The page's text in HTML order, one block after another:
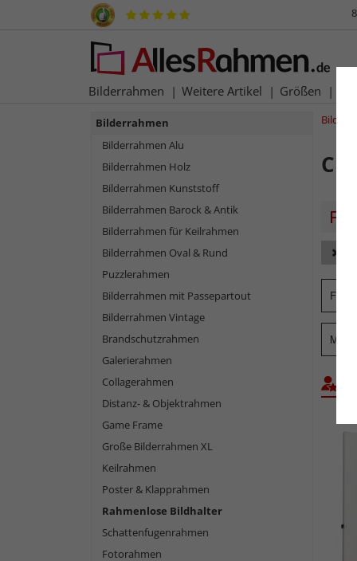
Bilderrahmen Weitere Artikel Größen
Format
Bilderrahmen
Bilderrahmen Alu
Bilderrahmen Holz
Bilderrahmen Kunststoff
Bilderrahmen Barock & Antik
Bilderrahmen für Keilrahmen
Bilderrahmen Oval & Rund
Puzzlerahmen
Bilderrahmen mit Passepartout
Bilderrahmen Vintage
Brandschutzrahmen
Galerierahmen
Collagerahmen
Distanz- & Objektrahmen
Game Frame
Große Bilderrahmen XL
Keilrahmen
Poster & Klapprahmen
Rahmenlose Bildhalter
Schattenfugenrahmen
Fotorahmen